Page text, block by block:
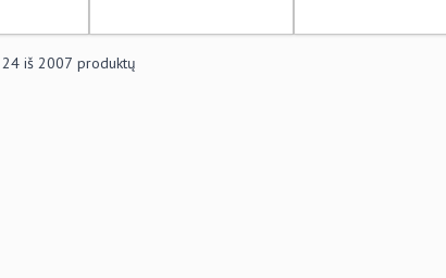
24 iš 2007 produktų